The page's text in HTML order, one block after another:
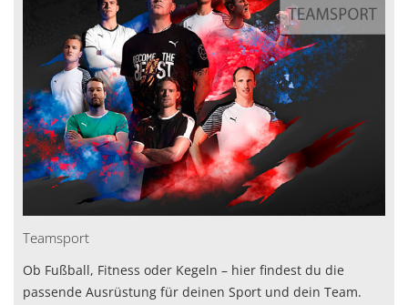
Teamsport
Ob Fußball, Fitness oder Kegeln – hier findest du die
passende Ausrüstung für deinen Sport und dein Team.